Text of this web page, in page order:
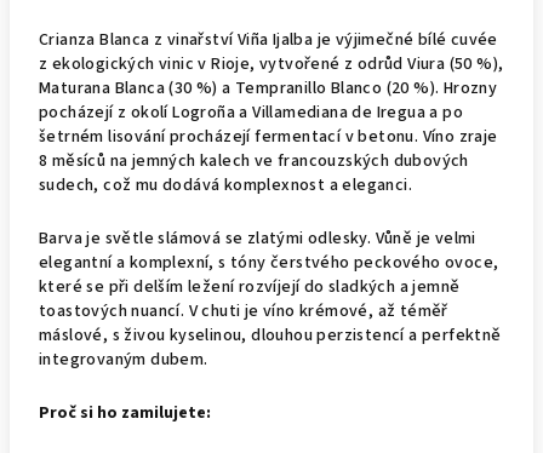
Crianza Blanca z vinařství Viña Ijalba je výjimečné bílé cuvée
z ekologických vinic v Rioje, vytvořené z odrůd Viura (50 %),
Maturana Blanca (30 %) a Tempranillo Blanco (20 %). Hrozny
pocházejí z okolí Logroña a Villamediana de Iregua a po
šetrném lisování procházejí fermentací v betonu. Víno zraje
8 měsíců na jemných kalech ve francouzských dubových
sudech, což mu dodává komplexnost a eleganci.
Barva je světle slámová se zlatými odlesky. Vůně je velmi
elegantní a komplexní, s tóny čerstvého peckového ovoce,
které se při delším ležení rozvíjejí do sladkých a jemně
toastových nuancí. V chuti je víno krémové, až téměř
máslové, s živou kyselinou, dlouhou perzistencí a perfektně
integrovaným dubem.
Proč si ho zamilujete: